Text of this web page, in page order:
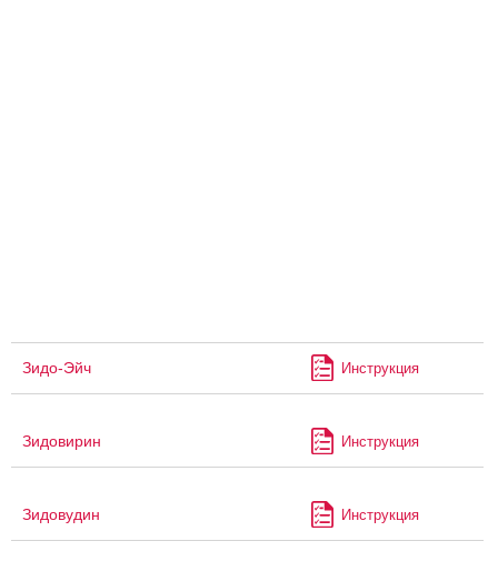
Зидо-Эйч Инструкция
Зидовирин Инструкция
Зидовудин Инструкция